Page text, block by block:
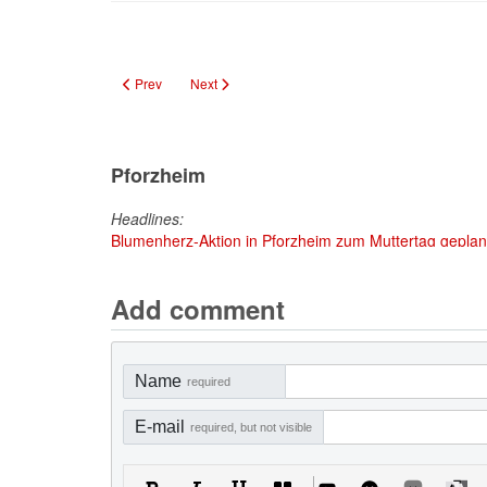
Previous article: „Geh-Café“ in Pforzheim: Spaziergänge im
Prev Next article: „Meine Zeit ist jetzt!“ – Fit für die
Next
Pforzheim
Headlines:
Blumenherz-Aktion in Pforzheim zum Muttertag
Add comment
Name required
E-mail required, but not visible